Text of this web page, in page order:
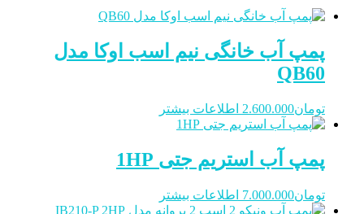
پمپ آب خانگی نیم اسب اوکا مدل
QB60
تومان2.600.000 اطلاعات بیشتر
پمپ آب استریم جتی 1HP
تومان7.000.000 اطلاعات بیشتر